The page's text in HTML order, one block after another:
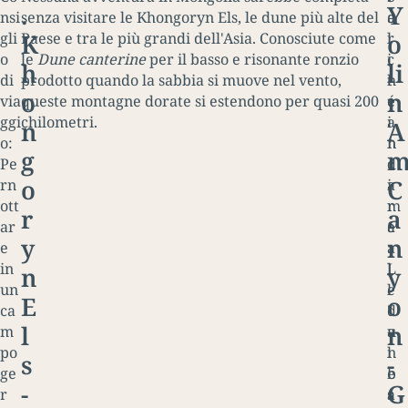
nsi
gli
o
di
via
ggi
o:
Pe
rn
ott
ar
e
in
un
ca
m
po
ge
r
.
K
h
o
n
g
o
r
y
n
E
l
s
-
senza visitare le Khongoryn Els, le dune più alte del
Paese e tra le più grandi dell'Asia. Conosciute come
leDune canterineper il basso e risonante ronzio
prodotto quando la sabbia si muove nel vento,
queste montagne dorate si estendono per quasi 200
chilometri.
a
l
i
t
e
i
n
c
i
m
a
a
l
l
'
a
l
b
a
e
r
c
h
é
a
n
d
a
r
e
:
L
e
d
u
n
e
s
Y
o
li
n
A
C
a
n
y
o
n
-
G